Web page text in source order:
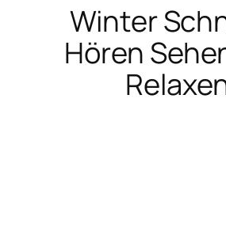
Winter
Hören